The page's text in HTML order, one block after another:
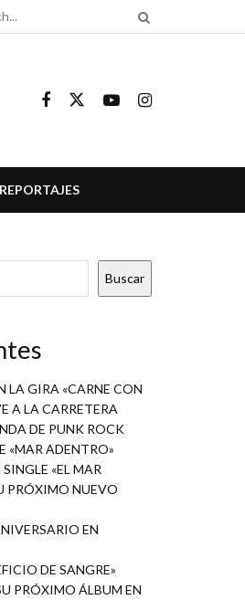
REPORTAJES
Buscar
LA GIRA «CARNE CON
A LA CARRETERA
DE PUNK ROCK
«MAR ADENTRO»
«EL MAR
PRÓXIMO NUEVO
EN
DE SANGRE»
PRÓXIMO ÁLBUM EN